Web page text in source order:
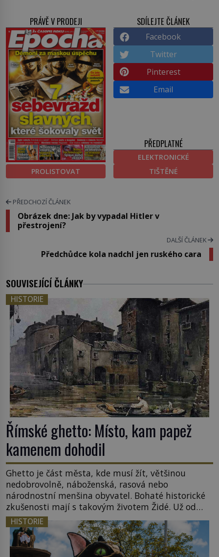
PRÁVĚ V PRODEJI
PROLISTOVAT
SDÍLEJTE ČLÁNEK
Facebook
Twitter
Pinterest
Email
PŘEDPLATNÉ
ELEKTRONICKÉ
TIŠTĚNÉ
PŘEDCHOZÍ ČLÁNEK
Obrázek dne: Jak by vypadal Hitler v
přestrojení?
DALŠÍ ČLÁNEK
Předchůdce kola nadchl jen ruského cara
SOUVISEJÍCÍ ČLÁNKY
HISTORIE
Římské ghetto: Místo, kam papež
kamenem dohodil
Ghetto je část města, kde musí žít, většinou
nedobrovolně, náboženská, rasová nebo
národnostní menšina obyvatel. Bohaté historické
zkušenosti mají s takovým životem Židé. Už od
středověku jsou totiž v každou chvíli nuceni v
nějakém žít. Mezi ty nejslavnější patří i římské
ghetto založené v roce 1555. Pokud jde o vztah
k Židům, nemá se Řím čím chlubit. […]
HISTORIE